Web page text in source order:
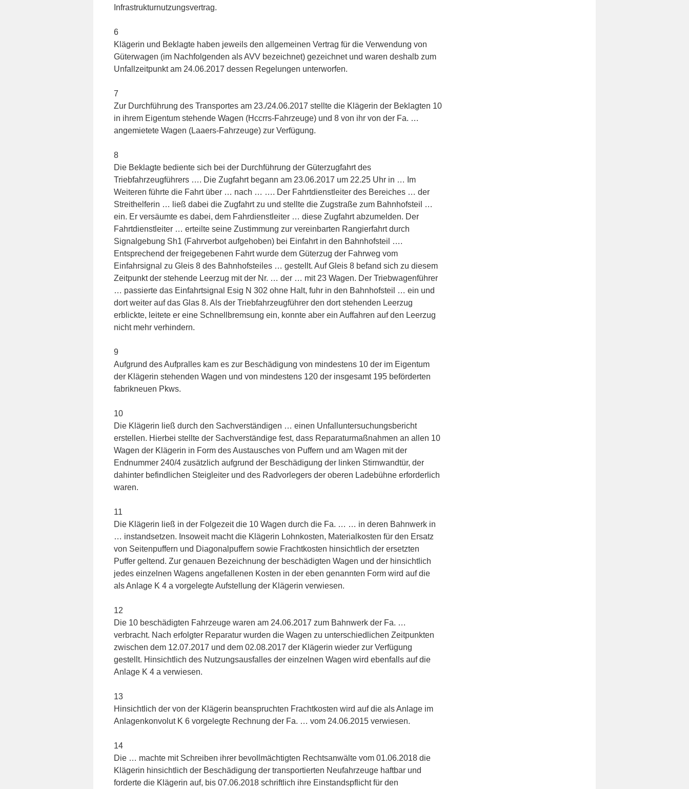
Infrastrukturnutzungsvertrag.
6
Klägerin und Beklagte haben jeweils den allgemeinen Vertrag für die Verwendung von
Güterwagen (im Nachfolgenden als AVV bezeichnet) gezeichnet und waren deshalb zum
Unfallzeitpunkt am 24.06.2017 dessen Regelungen unterworfen.
7
Zur Durchführung des Transportes am 23./24.06.2017 stellte die Klägerin der Beklagten 10
in ihrem Eigentum stehende Wagen (Hccrrs-Fahrzeuge) und 8 von ihr von der Fa. …
angemietete Wagen (Laaers-Fahrzeuge) zur Verfügung.
8
Die Beklagte bediente sich bei der Durchführung der Güterzugfahrt des
Triebfahrzeugführers …. Die Zugfahrt begann am 23.06.2017 um 22.25 Uhr in … Im
Weiteren führte die Fahrt über … nach … …. Der Fahrtdienstleiter des Bereiches … der
Streithelferin … ließ dabei die Zugfahrt zu und stellte die Zugstraße zum Bahnhofsteil …
ein. Er versäumte es dabei, dem Fahrdienstleiter … diese Zugfahrt abzumelden. Der
Fahrtdienstleiter … erteilte seine Zustimmung zur vereinbarten Rangierfahrt durch
Signalgebung Sh1 (Fahrverbot aufgehoben) bei Einfahrt in den Bahnhofsteil ….
Entsprechend der freigegebenen Fahrt wurde dem Güterzug der Fahrweg vom
Einfahrsignal zu Gleis 8 des Bahnhofsteiles … gestellt. Auf Gleis 8 befand sich zu diesem
Zeitpunkt der stehende Leerzug mit der Nr. … der … mit 23 Wagen. Der Triebwagenführer
… passierte das Einfahrtsignal Esig N 302 ohne Halt, fuhr in den Bahnhofsteil … ein und
dort weiter auf das Glas 8. Als der Triebfahrzeugführer den dort stehenden Leerzug
erblickte, leitete er eine Schnellbremsung ein, konnte aber ein Auffahren auf den Leerzug
nicht mehr verhindern.
9
Aufgrund des Aufpralles kam es zur Beschädigung von mindestens 10 der im Eigentum
der Klägerin stehenden Wagen und von mindestens 120 der insgesamt 195 beförderten
fabrikneuen Pkws.
10
Die Klägerin ließ durch den Sachverständigen … einen Unfalluntersuchungsbericht
erstellen. Hierbei stellte der Sachverständige fest, dass Reparaturmaßnahmen an allen 10
Wagen der Klägerin in Form des Austausches von Puffern und am Wagen mit der
Endnummer 240/4 zusätzlich aufgrund der Beschädigung der linken Stirnwandtür, der
dahinter befindlichen Steigleiter und des Radvorlegers der oberen Ladebühne erforderlich
waren.
11
Die Klägerin ließ in der Folgezeit die 10 Wagen durch die Fa. … … in deren Bahnwerk in
… instandsetzen. Insoweit macht die Klägerin Lohnkosten, Materialkosten für den Ersatz
von Seitenpuffern und Diagonalpuffern sowie Frachtkosten hinsichtlich der ersetzten
Puffer geltend. Zur genauen Bezeichnung der beschädigten Wagen und der hinsichtlich
jedes einzelnen Wagens angefallenen Kosten in der eben genannten Form wird auf die
als Anlage K 4 a vorgelegte Aufstellung der Klägerin verwiesen.
12
Die 10 beschädigten Fahrzeuge waren am 24.06.2017 zum Bahnwerk der Fa. …
verbracht. Nach erfolgter Reparatur wurden die Wagen zu unterschiedlichen Zeitpunkten
zwischen dem 12.07.2017 und dem 02.08.2017 der Klägerin wieder zur Verfügung
gestellt. Hinsichtlich des Nutzungsausfalles der einzelnen Wagen wird ebenfalls auf die
Anlage K 4 a verwiesen.
13
Hinsichtlich der von der Klägerin beanspruchten Frachtkosten wird auf die als Anlage im
Anlagenkonvolut K 6 vorgelegte Rechnung der Fa. … vom 24.06.2015 verwiesen.
14
Die … machte mit Schreiben ihrer bevollmächtigten Rechtsanwälte vom 01.06.2018 die
Klägerin hinsichtlich der Beschädigung der transportierten Neufahrzeuge haftbar und
forderte die Klägerin auf, bis 07.06.2018 schriftlich ihre Einstandspflicht für den